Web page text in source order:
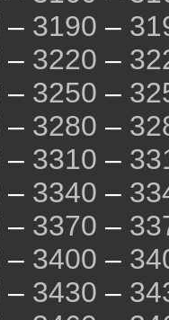
– 3190 –
– 3220 –
– 3250 –
– 3280 –
– 3310 –
– 3340 –
– 3370 –
– 3400 –
– 3430 –